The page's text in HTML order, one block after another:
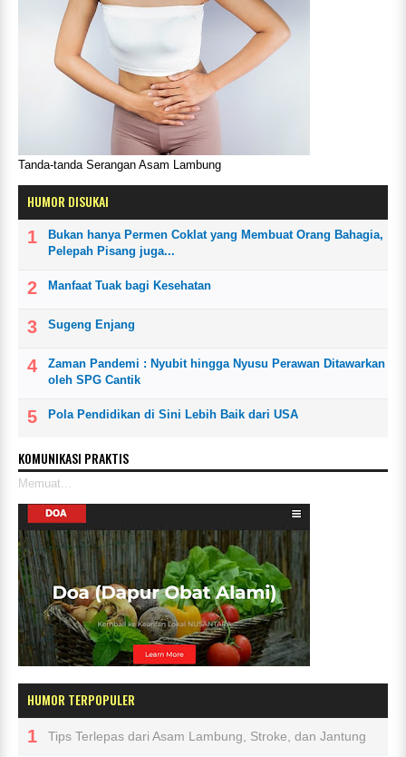
Tanda-tanda Serangan Asam Lambung
HUMOR DISUKAI
Bukan hanya Permen Coklat yang Membuat Orang Bahagia,
Pelepah Pisang juga...
Manfaat Tuak bagi Kesehatan
Sugeng Enjang
Zaman Pandemi : Nyubit hingga Nyusu Perawan Ditawarkan
oleh SPG Cantik
Pola Pendidikan di Sini Lebih Baik dari USA
KOMUNIKASI PRAKTIS
Memuat...
HUMOR TERPOPULER
Tips Terlepas dari Asam Lambung, Stroke, dan Jantung